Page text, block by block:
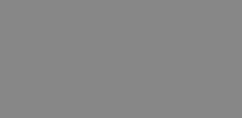
dall'operatore